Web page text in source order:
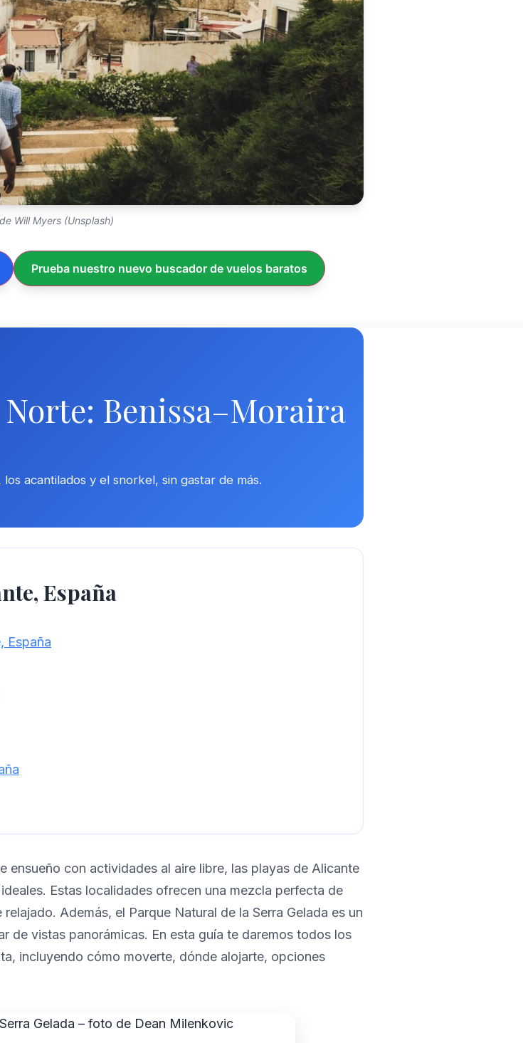
Will Myers (Unsplash)
Prueba nuestro nuevo buscador de vuelos baratos
Benissa–Moraira
acantilados y el snorkel, sin gastar de más.
España
España
ensueño con actividades al aire libre, las playas de Alicante
Estas localidades ofrecen una mezcla perfecta de
Además, el Parque Natural de la Serra Gelada es un
de vistas panorámicas. En esta guía te daremos todos los
incluyendo cómo moverte, dónde alojarte, opciones